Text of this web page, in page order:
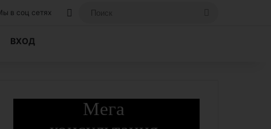
в соц сетях Вход, если вы уже регистрировались на
ВХОД
Мега